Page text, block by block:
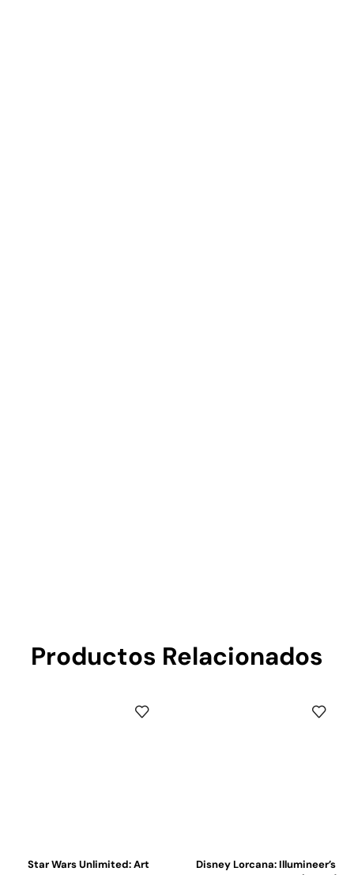
Productos Relacionados
Star Wars Unlimited: Art
Disney Lorcana: Illumineer’s